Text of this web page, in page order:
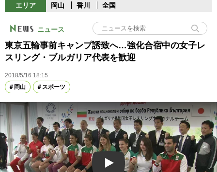
エリア 岡山 香川 全国
ニュース
東京五輪事前キャンプ誘致へ…強化合宿中の女子レ
スリング・ブルガリア代表を歓迎
2018/5/16 18:15
岡山
スポーツ
Play